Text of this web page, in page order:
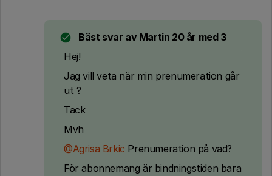
Bäst svar av Martin 20 år med 3
Hej!
Jag vill veta när min prenumeration går
ut ?
Tack
Mvh
@Agrisa Brkic Prenumeration på vad?
För abonnemang är bindningstiden bara